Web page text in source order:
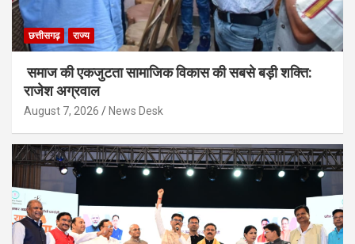
छत्तीसगढ़ राज्य
समाज की एकजुटता सामाजिक विकास की सबसे बड़ी शक्ति:
राजेश अग्रवाल
August 7, 2026 News Desk